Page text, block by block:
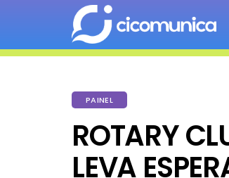
PAINEL
ROTARY
LEVA